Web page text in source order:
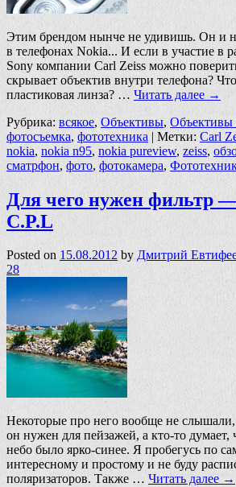
Этим брендом нынче не удивишь. Он и
в телефонах Nokia... И если в участие в
Sony компании Carl Zeiss можно
скрывает объектив внутри телефона?
пластиковая линза? … Читать далее →
Рубрика: всякое, Объективы, Объективы
фотосъемка, фототехника | Метки: Carl
nokia, nokia n95, nokia pureview, zeiss,
сматрфон, фото, фотокамера,
Для чего нужен фильтр
C.P.L
Posted on 15.08.2012 by Дмитрий
28
Некоторые про него вообще не
он нужен для пейзажей, а кто-то
небо было ярко-синее. Я пробегусь по
интересному и простому и не буду
поляризаторов. Также … Читать далее →